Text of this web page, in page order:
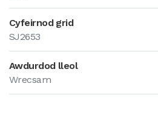
Cyfeirnod grid
SJ2653
Awdurdod lleol
Wrecsam